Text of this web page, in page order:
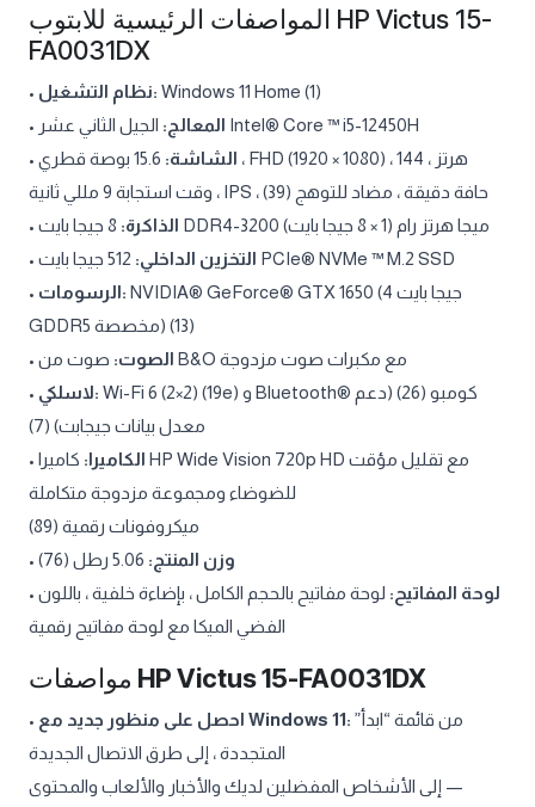
المواصفات الرئيسية للابتوب HP Victus 15-
FA0031DX
• نظام التشغيل: Windows 11 Home (1)
•
المعالج: الجيل الثاني عشر Intel® Core ™ i5-12450H
•
الشاشة:
15.6 بوصة قطري ، FHD (1920 × 1080) ، 144 هرتز ،
وقت استجابة 9 مللي ثانية ، IPS ، حافة دقيقة ، مضاد للتوهج (39)
•
الذاكرة:
8 جيجا بايت DDR4-3200 ميجا هرتز رام (1 × 8 جيجا بايت)
•
التخزين الداخلي: 512 جيجا بايت PCIe® NVMe ™ M.2 SSD
•
الرسومات: NVIDIA® GeForce® GTX 1650 (4 جيجا بايت
GDDR5 مخصصة) (13)
•
الصوت:
صوت من B&O مع مكبرات صوت مزدوجة
•
لاسلكي: Wi-Fi 6 (2×2) (19e) و Bluetooth® كومبو (26) (دعم
معدل بيانات جيجابت) (7)
•
الكاميرا: كاميرا HP Wide Vision 720p HD مع تقليل مؤقت
للضوضاء ومجموعة مزدوجة متكاملة
ميكروفونات رقمية (89)
•
وزن المنتج:
•
لوحة المفاتيح: لوحة مفاتيح بالحجم الكامل ، بإضاءة خلفية ، باللون
الفضي الميكا مع لوحة مفاتيح رقمية
مواصفات HP Victus 15-FA0031DX
• احصل على منظور جديد مع Windows 11:
المتجددة ، إلى طرق الاتصال الجديدة
إلى الأشخاص المفضلين لديك والأخبار والألعاب والمحتوى —